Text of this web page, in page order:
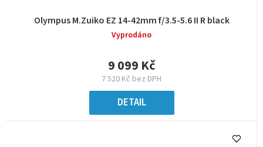
Olympus M.Zuiko EZ 14-42mm f/3.5-5.6 II R black
Vyprodáno
7 520 Kč bez DPH
9 099 Kč
DETAIL